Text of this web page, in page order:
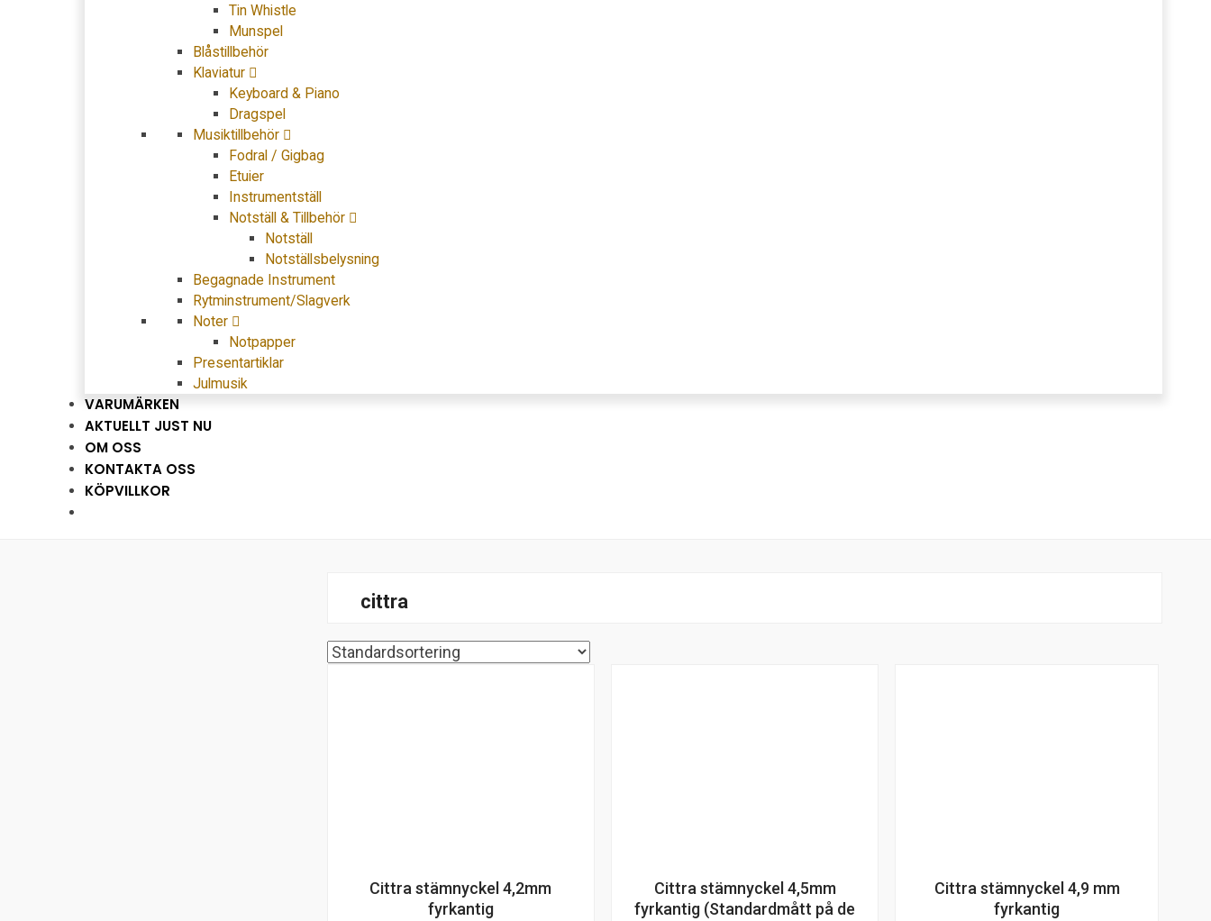
Tin Whistle
Munspel
Blåstillbehör
Klaviatur
Keyboard & Piano
Dragspel
Musiktillbehör
Fodral / Gigbag
Etuier
Instrumentställ
Notställ & Tillbehör
Notställ
Notställsbelysning
Begagnade Instrument
Rytminstrument/Slagverk
Noter
Notpapper
Presentartiklar
Julmusik
VARUMÄRKEN
AKTUELLT JUST NU
OM OSS
KONTAKTA OSS
KÖPVILLKOR
cittra
Cittra stämnyckel 4,2mm
fyrkantig
Cittra stämnyckel 4,5mm
fyrkantig (Standardmått på de
Cittra stämnyckel 4,9 mm
fyrkantig